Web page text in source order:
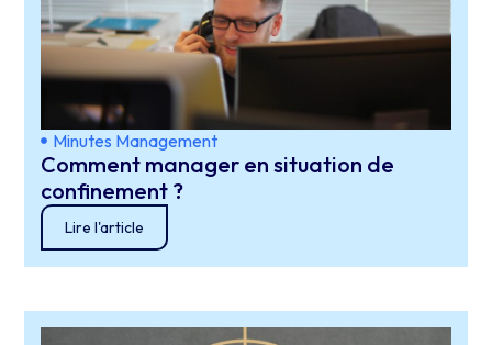
Minutes Management
Comment manager en situation de
confinement ?
Lire l'article